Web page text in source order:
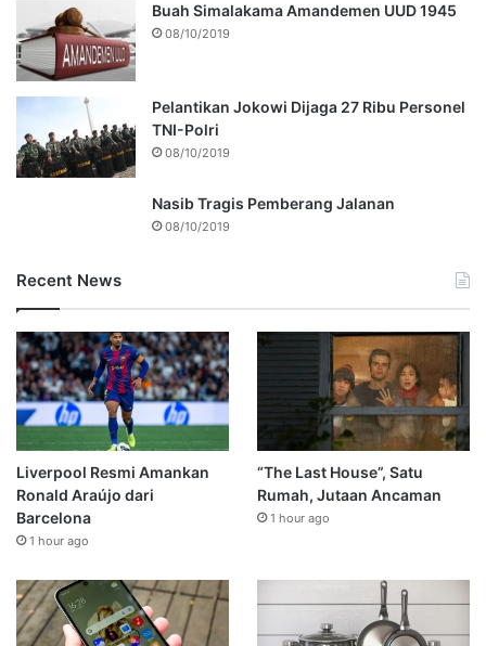
Buah Simalakama Amandemen UUD 1945
08/10/2019
Pelantikan Jokowi Dijaga 27 Ribu Personel
TNI-Polri
08/10/2019
Nasib Tragis Pemberang Jalanan
08/10/2019
Recent News
Liverpool Resmi Amankan
Ronald Araújo dari
Barcelona
1 hour ago
“The Last House”, Satu
Rumah, Jutaan Ancaman
1 hour ago